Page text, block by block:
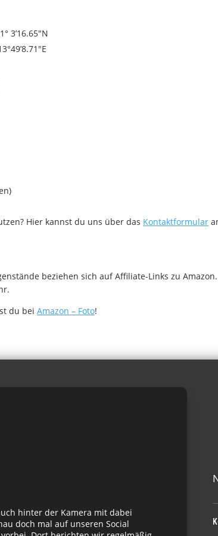
3’16.65″N
Hier kannst du uns über das Kontaktformular
beziehen sich auf Affiliate-Links zu
du bei Amazon – Foto!
hinter der Kamera mit dabei
doch mal auf unseren Social